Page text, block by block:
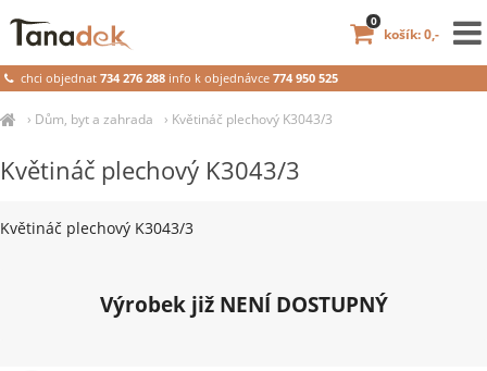
› Dům, byt a zahrada › Květináč plechový K3043/3
Květináč plechový K3043/3
Květináč plechový K3043/3
Výrobek již NENÍ DOSTUPNÝ
chci objednat734 276 288 info k objednávce 774 950 525
košík: 0,-
0